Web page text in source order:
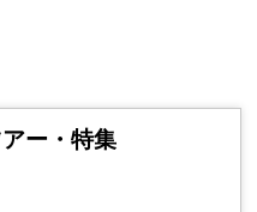
ー・特集